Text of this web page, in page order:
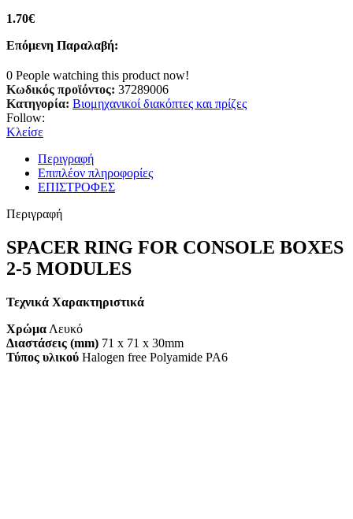
1.70€
Επόμενη Παραλαβή:
0 People watching this product now!
Κωδικός προϊόντος: 37289006
Κατηγορία: Βιομηχανικοί διακόπτες και πρίζες
Follow:
Κλείσε
Περιγραφή
Επιπλέον πληροφορίες
ΕΠΙΣΤΡΟΦΕΣ
Περιγραφή
SPACER RING FOR CONSOLE BOXES
2-5 MODULES
Τεχνικά Χαρακτηριστικά
Χρώμα Λευκό
Διαστάσεις (mm) 71 x 71 x 30mm
Τύπος υλικού Halogen free Polyamide PA6